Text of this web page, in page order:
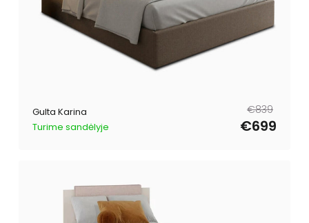
Gulta Karina
Turime sandėlyje
Parastā€839
Pārdošanas
€699